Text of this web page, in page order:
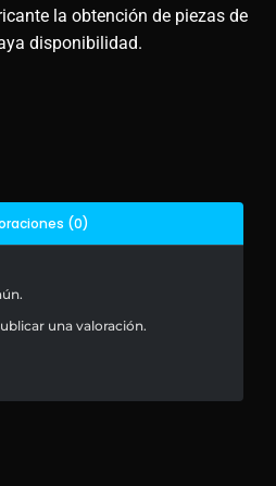
la obtención de piezas de
disponibilidad.
(0)
una valoración.